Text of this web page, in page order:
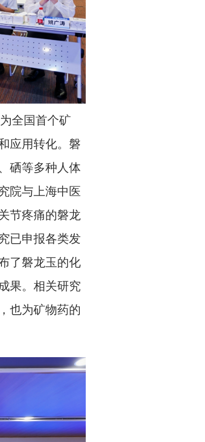
全国首个矿
应用转化。磐
硒等多种人体
院与上海中医
节疼痛的磐龙
已申报各类发
了磐龙玉的化
果。相关研究
也为矿物药的